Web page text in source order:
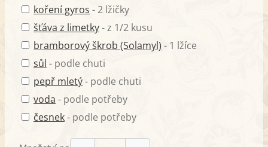
koření gyros - 2 lžičky
šťáva z limetky- z 1/2 kusu
bramborový škrob (Solamyl) - 1 lžíce
sůl - podle chuti
pepř mletý- podle chuti
voda - podle potřeby
česnek- podle potřeby